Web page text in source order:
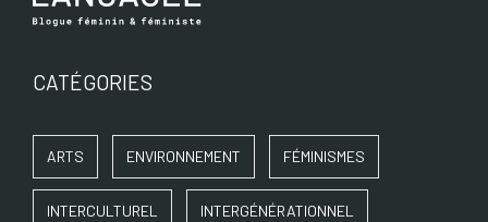
CATÉGORIES
ARTS ENVIRONNEMENT FÉMINISMES
INTERCULTUREL INTERGÉNÉRATIONNEL